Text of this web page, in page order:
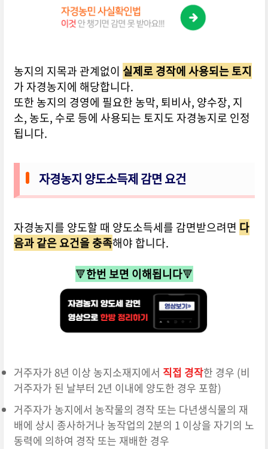
농지의 지목과 관계없이 실제로 경작에 사용되는 토지
가 자경농지에 해당합니다.
또한 농지의 경영에 필요한 농막, 퇴비사, 양수장, 지
소, 농도, 수로 등에 사용되는 토지도 자경농지로 인정
됩니다.
자경농지 양도소득제 감면 요건
자경농지를 양도할 때 양도소득세를 감면받으려면 다
음과 같은 요건을 충족해야 합니다.
🔻한번 보면 이해됩니다🔻
거주자가 8년 이상 농지소재지에서 직접 경작한 경우 (비
거주자가 된 날부터 2년 이내에 양도한 경우 포함)
거주자가 농지에서 농작물의 경작 또는 다년생식물의 재
배에 상시 종사하거나 농작업의 2분의 1 이상을 자기의 노
동력에 의하여 경작 또는 재배한 경우